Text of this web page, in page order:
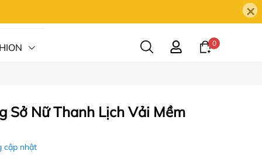
×
0
Sở Nữ Thanh Lịch Vải Mềm
cập nhật